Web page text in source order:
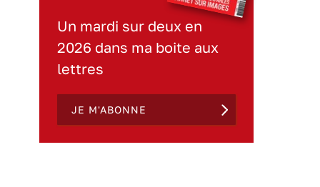
Un mardi sur deux en
2026 dans ma boite aux
lettres
JE M'ABONNE